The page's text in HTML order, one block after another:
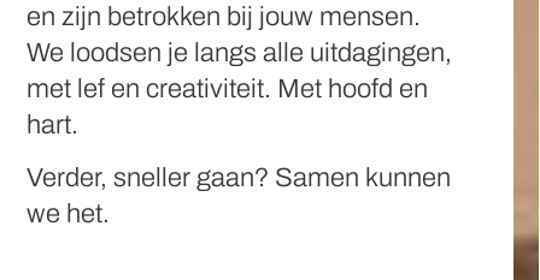
en zijn betrokken bij jouw mensen.
We loodsen je langs alle uitdagingen,
met lef en creativiteit. Met hoofd en
hart.
Verder, sneller gaan? Samen kunnen
we het.